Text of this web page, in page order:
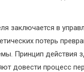
заключается в
потерь
Принцип действия
довести процесс